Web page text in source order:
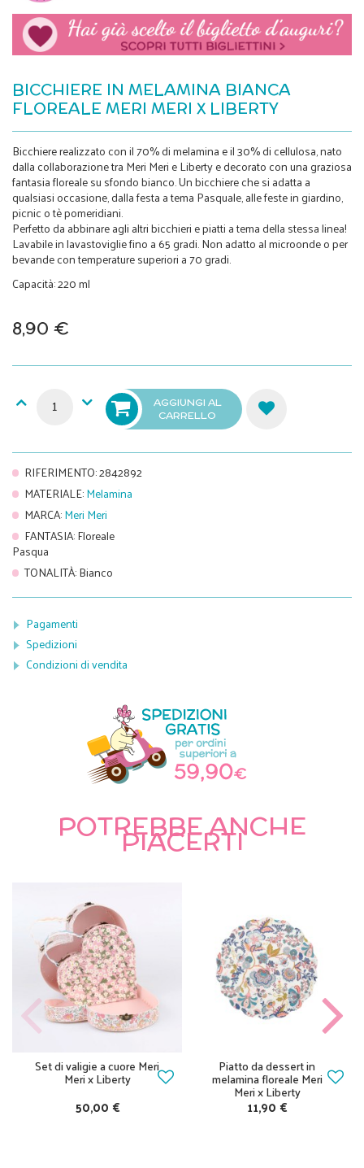
BICCHIERE IN MELAMINA BIANCA
FLOREALE MERI MERI X LIBERTY
Bicchiere realizzato con il 70% di melamina e il 30% di cellulosa, nato
dalla collaborazione tra Meri Meri e Liberty e decorato con una graziosa
fantasia floreale su sfondo bianco. Un bicchiere che si adatta a
qualsiasi occasione, dalla festa a tema Pasquale, alle feste in giardino,
picnic o tè pomeridiani.
Perfetto da abbinare agli altri bicchieri e piatti a tema della stessa linea!
Lavabile in lavastoviglie fino a 65 gradi. Non adatto al microonde o per
bevande con temperature superiori a 70 gradi.
Capacità: 220 ml
8,90 €
AGGIUNGI AL
CARRELLO
RIFERIMENTO:2842892
MATERIALE:Melamina
MARCA:Meri Meri
FANTASIA:Floreale
Pasqua
TONALITÀ:Bianco
Pagamenti
Spedizioni
Condizioni di vendita
POTREBBE ANCHE
PIACERTI
Set di valigie a cuore Meri
Meri x Liberty
50,00 €
Piatto da dessert in
melamina floreale Meri
Meri x Liberty
11,90 €